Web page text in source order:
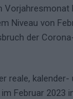
Vorjahresmonat
Niveau von
der
reale, kalender-
Februar 2023